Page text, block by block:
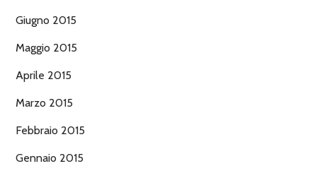
Giugno 2015
Maggio 2015
Aprile 2015
Marzo 2015
Febbraio 2015
Gennaio 2015